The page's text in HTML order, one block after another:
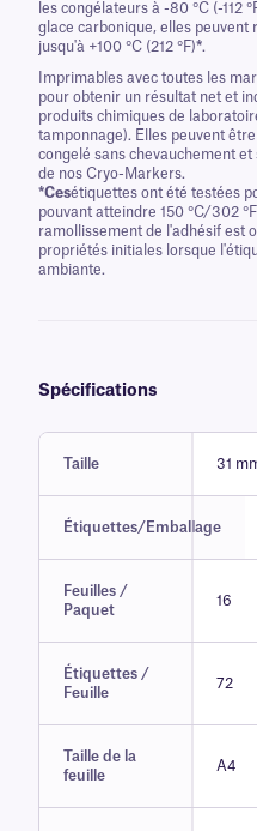
les congélateurs à -80 °C (-112
glace carbonique, elles
jusqu'à +100 °C (212 °F)*.
Imprimables avec toutes les
pour obtenir un résultat net et
produits chimiques de
tamponnage). Elles peuvent
congelé sans chevauchement
de nos Cryo-Markers.
*Cesétiquettes ont été testées
pouvant atteindre 150 °C/302
ramollissement de l'adhésif est
propriétés initiales lorsque
ambiante.
Spécifications
Taille 31
Étiquettes/Emballage
Feuilles /
Paquet
16
Étiquettes /
Feuille
72
Taille de la
feuille
A4